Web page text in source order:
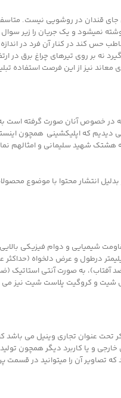
جای قندان در روشویی نیست.
نمیشود و یک جریان را زیر
کند در کنار آن فرد در اندازه
بر روی تیرهای چراغ برق در
نیز از این فرصت استفاده
خصوص آنان صورت گرفته است
که اپلیکشینی همچون
شهید سلیمانی و امثالهم
انتشار محتوا با موضوع
به صورت آنتی استاتیک
شیت و کروگیت پلاست شیت نیز
تحت عنوان تجاری وینیل می
و یا کاربرد دیگر همچون
تصاویر آن را میتوانید در قسمت